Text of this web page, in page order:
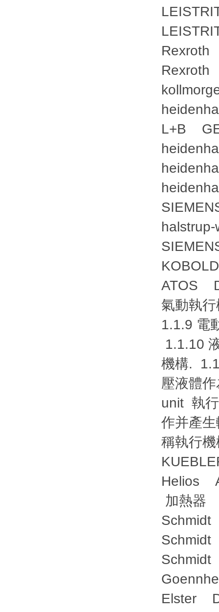
L+B
ATOS
氣動執
1.1.9 電
1.1.10
機構.
壓液體
unit 執
作并產
稱執行
Helios
加熱器
Elster